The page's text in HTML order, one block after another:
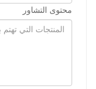
محتوى التشاور